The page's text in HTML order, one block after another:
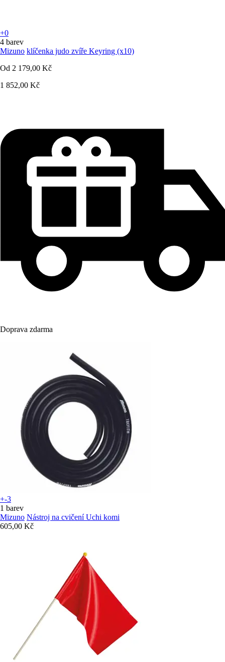
+0
4 barev
Mizuno klíčenka judo zvíře Keyring (x10)
Od 2 179,00 Kč
1 852,00 Kč
Doprava zdarma
+-3
1 barev
Mizuno Nástroj na cvičení Uchi komi
605,00 Kč